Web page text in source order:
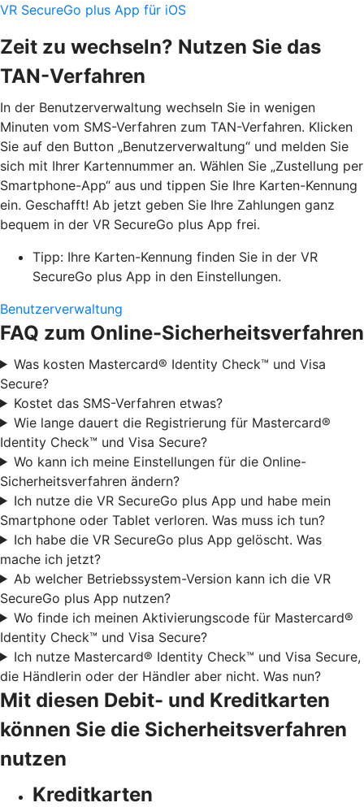
VR SecureGo plus App für iOS
Zeit zu wechseln? Nutzen Sie das
TAN-Verfahren
In der Benutzerverwaltung wechseln Sie in wenigen
Minuten vom SMS-Verfahren zum TAN-Verfahren. Klicken
Sie auf den Button „Benutzerverwaltung“ und melden Sie
sich mit Ihrer Kartennummer an. Wählen Sie „Zustellung per
Smartphone-App“ aus und tippen Sie Ihre Karten-Kennung
ein. Geschafft! Ab jetzt geben Sie Ihre Zahlungen ganz
bequem in der VR SecureGo plus App frei.
Tipp: Ihre Karten-Kennung finden Sie in der VR
SecureGo plus App in den Einstellungen.
Benutzerverwaltung
FAQ zum Online-Sicherheitsverfahren
Was kosten Mastercard® Identity Check™ und Visa
Secure?
Kostet das SMS-Verfahren etwas?
Wie lange dauert die Registrierung für Mastercard®
Identity Check™ und Visa Secure?
Wo kann ich meine Einstellungen für die Online-
Sicherheitsverfahren ändern?
Ich nutze die VR SecureGo plus App und habe mein
Smartphone oder Tablet verloren. Was muss ich tun?
Ich habe die VR SecureGo plus App gelöscht. Was
mache ich jetzt?
Ab welcher Betriebssystem-Version kann ich die VR
SecureGo plus App nutzen?
Wo finde ich meinen Aktivierungscode für Mastercard®
Identity Check™ und Visa Secure?
Ich nutze Mastercard® Identity Check™ und Visa Secure,
die Händlerin oder der Händler aber nicht. Was nun?
Mit diesen Debit- und Kreditkarten
können Sie die Sicherheitsverfahren
nutzen
Kreditkarten